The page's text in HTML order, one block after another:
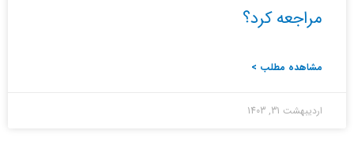
مراجعه کرد؟
مشاهده مطلب >
اردیبهشت 31, 1403